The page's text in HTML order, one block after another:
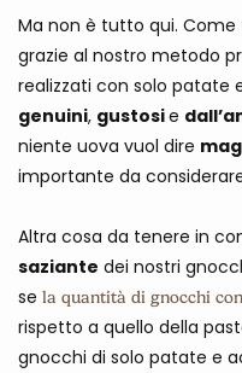
Ma non è tutto qui.
grazie al nostro metodo
realizzati con solo patate
genuini, gustosie
niente uova vuol dire
importante da
Altra cosa da tenere in
saziante dei nostri
se la quantità di gnocchi
rispetto a quello della
gnocchi di solo patate e